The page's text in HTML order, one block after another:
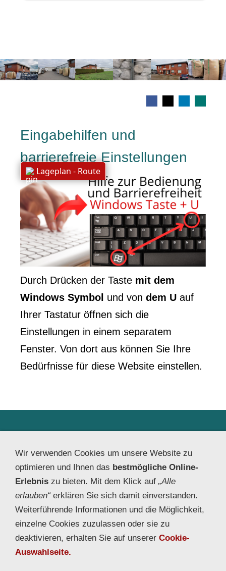
Lageplan - Route
Eingabehilfen und
barrierefreie Einstellungen
Durch Drücken der Taste mit dem
Windows Symbol und von dem U auf
Ihrer Tastatur öffnen sich die
Einstellungen in einem separatem
Fenster. Von dort aus können Sie Ihre
Bedürfnisse für diese Website einstellen.
Postweg 28 | 32469 Petershagen |Alle Rechte
vorbehalten.
aktualisiert Juni 2026
Wir verwenden Cookies um unsere Website zu
optimieren und Ihnen das bestmögliche Online-
Erlebnis zu bieten. Mit dem Klick auf „Alle
erlauben“ erklären Sie sich damit einverstanden.
Weiterführende Informationen und die Möglichkeit,
einzelne Cookies zuzulassen oder sie zu
deaktivieren, erhalten Sie auf unserer Cookie-
Auswahlseite.